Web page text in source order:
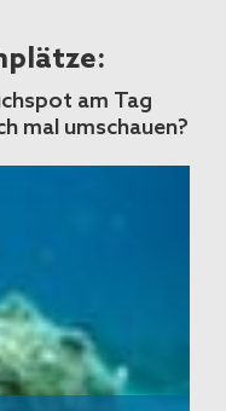
am Tag
mal umschauen?